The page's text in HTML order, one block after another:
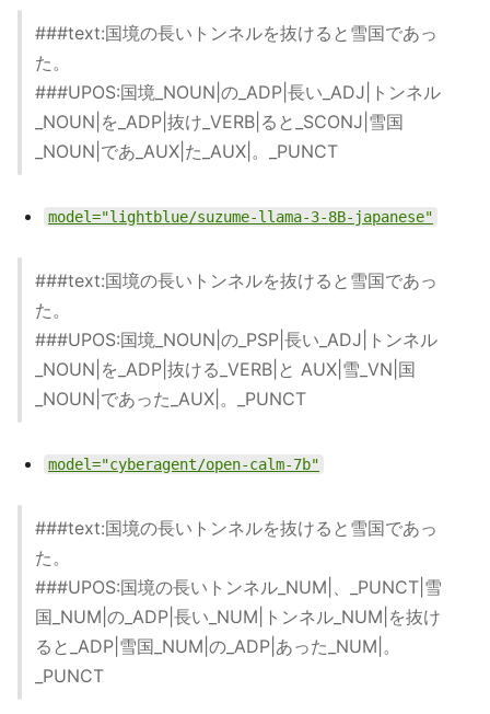
###text:国境の長いトンネルを抜けると雪国であっ
た。
###UPOS:国境_NOUN|の_ADP|長い_ADJ|トンネル
_NOUN|を_ADP|抜け_VERB|ると_SCONJ|雪国
_NOUN|であ_AUX|た_AUX|。_PUNCT
model="lightblue/suzume-llama-3-8B-japanese"
###text:国境の長いトンネルを抜けると雪国であっ
た。
###UPOS:国境_NOUN|の_PSP|長い_ADJ|トンネル
_NOUN|を_ADP|抜ける_VERB|と AUX|雪_VN|国
_NOUN|であった_AUX|。_PUNCT
model="cyberagent/open-calm-7b"
###text:国境の長いトンネルを抜けると雪国であっ
た。
###UPOS:国境の長いトンネル_NUM|、_PUNCT|雪
国_NUM|の_ADP|長い_NUM|トンネル_NUM|を抜け
ると_ADP|雪国_NUM|の_ADP|あった_NUM|。
_PUNCT